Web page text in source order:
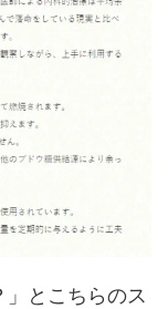
」とこちらのス